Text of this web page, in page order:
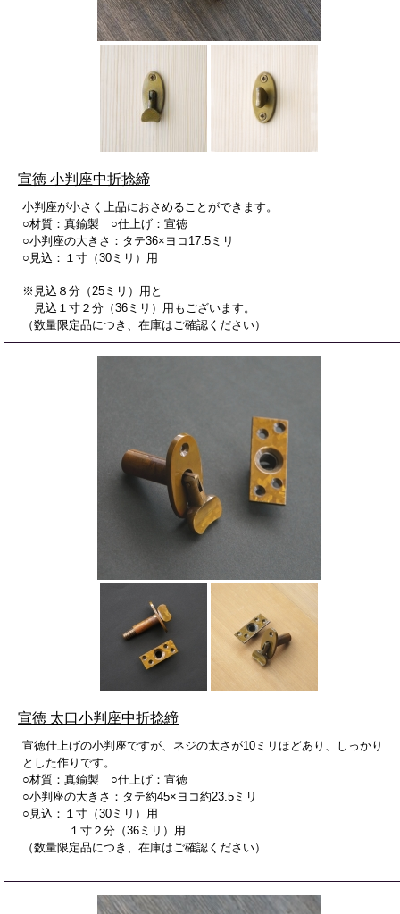
宣徳 小判座中折捻締
小判座が小さく上品におさめることができます。
○材質：真鍮製 ○仕上げ：宣徳
○小判座の大きさ：タテ36×ヨコ17.5ミリ
○見込：１寸（30ミリ）用
※見込８分（25ミリ）用と
見込１寸２分（36ミリ）用もございます。
（数量限定品につき、在庫はご確認ください）
宣徳 太口小判座中折捻締
宣徳仕上げの小判座ですが、ネジの太さが10ミリほどあり、しっかり
とした作りです。
○材質：真鍮製 ○仕上げ：宣徳
○小判座の大きさ：タテ約45×ヨコ約23.5ミリ
○見込：１寸（30ミリ）用
１寸２分（36ミリ）用
（数量限定品につき、在庫はご確認ください）